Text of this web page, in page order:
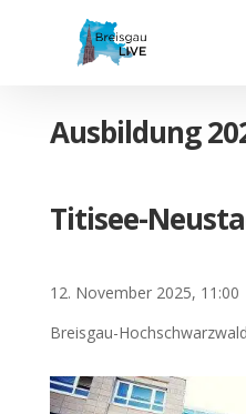
Ausbildung
Titisee-
12. November 2025, 11:00
Breisgau-Hochschwarzwald